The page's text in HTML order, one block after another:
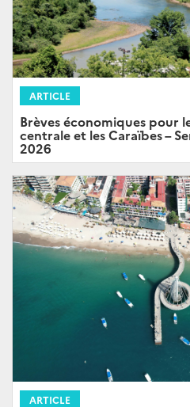
ARTICLE
Brèves économiques pour
centrale et les Caraïbes –
2026
ARTICLE